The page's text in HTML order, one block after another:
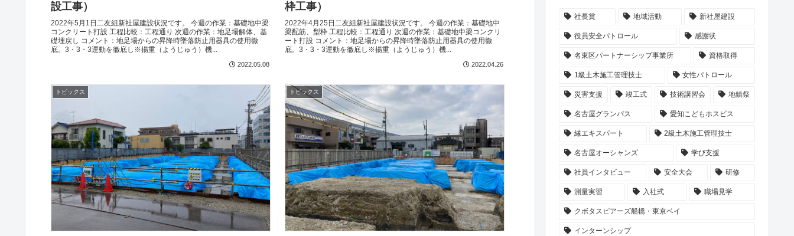
設工事）
2022年5月1日二友組新社屋建設状況です。 今週の作業：基礎地中梁
コンクリート打設 工程比較：工程通り 次週の作業：地足場解体、基
礎埋戻し コメント：地足場からの昇降時墜落防止用器具の使用徹
底。3・3・3運動を徹底し※揚重（ようじゅう）機...
2022.05.08
枠工事）
2022年4月25日二友組新社屋建設状況です。 今週の作業：基礎地中
梁配筋、型枠 工程比較：工程通り 次週の作業：基礎地中梁コンクリ
ート打設 コメント：地足場からの昇降時墜落防止用器具の使用徹
底。3・3・3運動を徹底し※揚重（ようじゅう）機...
2022.04.26
トピックス トピックス
社長賞 地域活動 新社屋建設
役員安全パトロール 感謝状
名東区パートナーシップ事業所 資格取得
1級土木施工管理技士 女性パトロール
災害支援 竣工式 技術講習会 地鎮祭
名古屋グランパス 愛知こどもホスピス
縁エキスパート 2級土木施工管理技士
名古屋オーシャンズ 学び支援
社員インタビュー 安全大会 研修
測量実習 入社式 職場見学
クボタスピアーズ船橋・東京ベイ
インターンシップ